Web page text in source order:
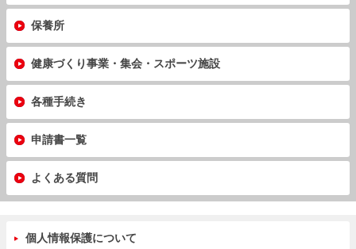
保養所
健康づくり事業・集会・スポーツ施設
各種手続き
申請書一覧
よくある質問
個人情報保護について